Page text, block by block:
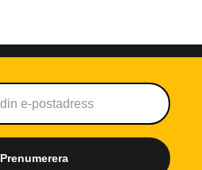
Prenumerera